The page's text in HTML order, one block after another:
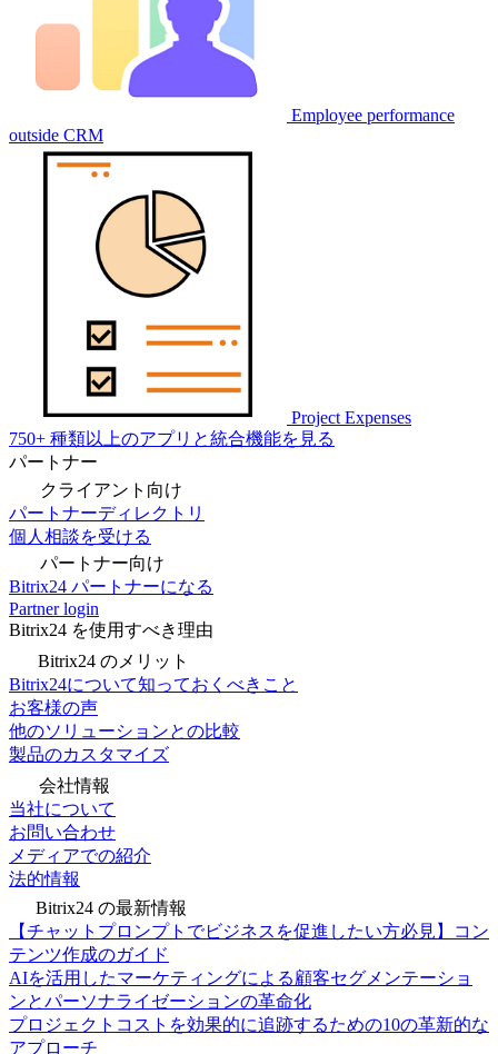
Employee performance
outside CRM
Project Expenses
750+ 種類以上のアプリと統合機能を見る
パートナー
クライアント向け
パートナーディレクトリ
個人相談を受ける
パートナー向け
Bitrix24 パートナーになる
Partner login
Bitrix24 を使用すべき理由
Bitrix24 のメリット
Bitrix24について知っておくべきこと
お客様の声
他のソリューションとの比較
製品のカスタマイズ
会社情報
当社について
お問い合わせ
メディアでの紹介
法的情報
Bitrix24 の最新情報
【チャットプロンプトでビジネスを促進したい方必見】コン
テンツ作成のガイド
AIを活用したマーケティングによる顧客セグメンテーショ
ンとパーソナライゼーションの革命化
プロジェクトコストを効果的に追跡するための10の革新的な
アプローチ